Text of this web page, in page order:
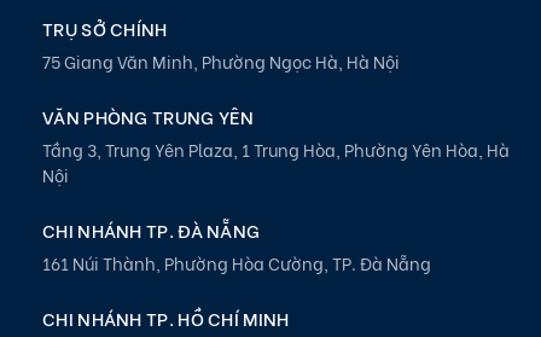
TRỤ SỞ CHÍNH
75 Giang Văn Minh, Phường Ngọc Hà, Hà Nội
VĂN PHÒNG TRUNG YÊN
Tầng 3, Trung Yên Plaza, 1 Trung Hòa, Phường Yên Hòa, Hà
Nội
CHI NHÁNH TP. ĐÀ NẴNG
161 Núi Thành, Phường Hòa Cường, TP. Đà Nẵng
CHI NHÁNH TP. HỒ CHÍ MINH